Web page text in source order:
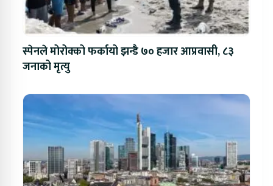
स्पेनले मोरोक्को फर्कायो झन्डै ७० हजार आप्रवासी, ८३
जनाको मृत्यु